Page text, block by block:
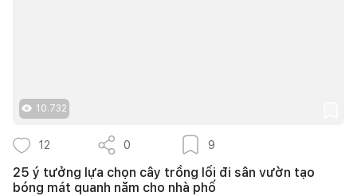
10.732
12 0 9
25 ý tưởng lựa chọn cây trồng lối đi sân vườn tạo
bóng mát quanh năm cho nhà phố